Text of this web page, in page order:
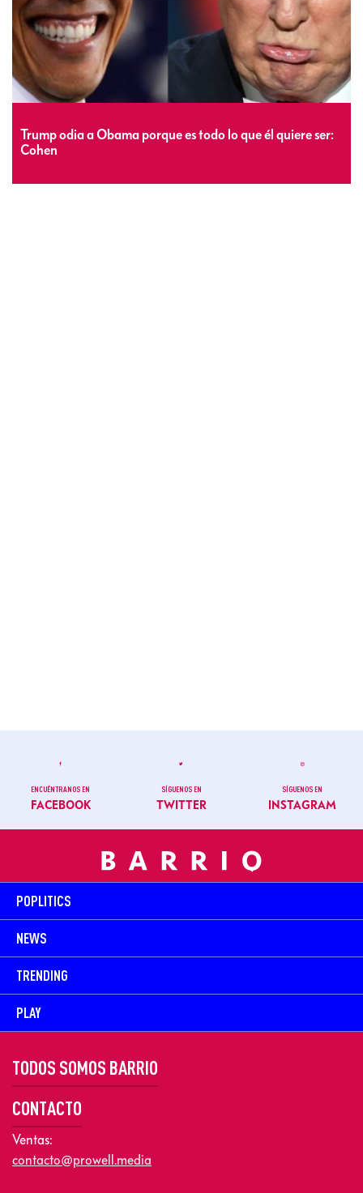
Trump odia a Obama porque es todo lo que él quiere ser:
Cohen
ENCUÉNTRANOS EN
FACEBOOK
SÍGUENOS EN
TWITTER
SÍGUENOS EN
INSTAGRAM
POPLITICS
NEWS
TRENDING
PLAY
TODOS SOMOS BARRIO
CONTACTO
Ventas:
contacto@prowell.media